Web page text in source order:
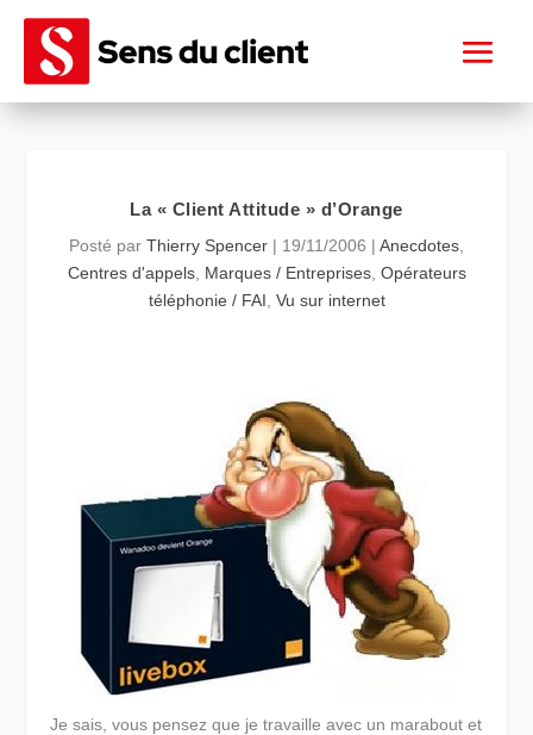
La « Client Attitude » d’Orange
Posté par Thierry Spencer | 19/11/2006 | Anecdotes
Centres d'appels, Marques / Entreprises, Opérateurs
téléphonie / FAI Vu sur internet
Je sais, vous pensez que je travaille avec un marabout et